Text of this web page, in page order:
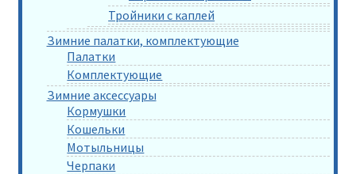
Тройники с каплей
Зимние палатки, комплектующие
Палатки
Комплектующие
Зимние аксессуары
Кормушки
Кошельки
Мотыльницы
Черпаки